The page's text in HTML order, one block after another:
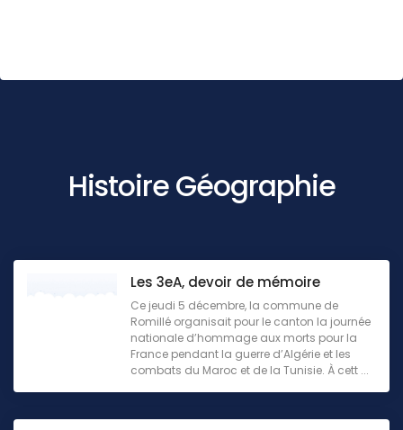
Histoire Géographie
Les 3eA, devoir de mémoire
Ce jeudi 5 décembre, la commune de
Romillé organisait pour le canton la journée
nationale d’hommage aux morts pour la
France pendant la guerre d’Algérie et les
combats du Maroc et de la Tunisie. À cett ...